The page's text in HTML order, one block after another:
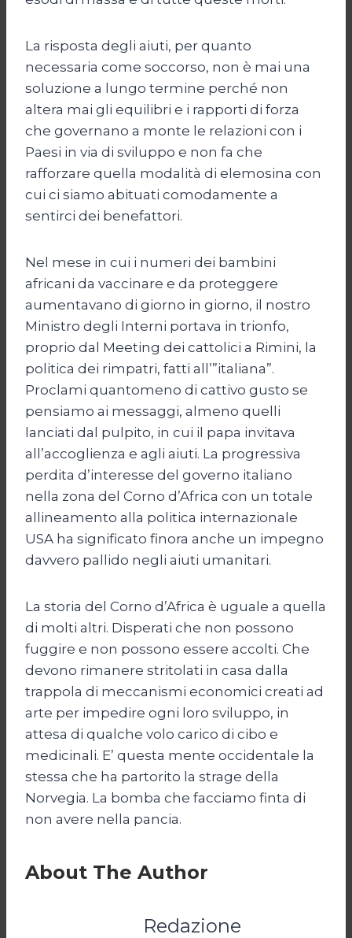
La risposta degli aiuti, per quanto
necessaria come soccorso, non è mai una
soluzione a lungo termine perché non
altera mai gli equilibri e i rapporti di forza
che governano a monte le relazioni con i
Paesi in via di sviluppo e non fa che
rafforzare quella modalità di elemosina con
cui ci siamo abituati comodamente a
sentirci dei benefattori.
Nel mese in cui i numeri dei bambini
africani da vaccinare e da proteggere
aumentavano di giorno in giorno, il nostro
Ministro degli Interni portava in trionfo,
proprio dal Meeting dei cattolici a Rimini, la
politica dei rimpatri, fatti all’”italiana”.
Proclami quantomeno di cattivo gusto se
pensiamo ai messaggi, almeno quelli
lanciati dal pulpito, in cui il papa invitava
all’accoglienza e agli aiuti. La progressiva
perdita d’interesse del governo italiano
nella zona del Corno d’Africa con un totale
allineamento alla politica internazionale
USA ha significato finora anche un impegno
davvero pallido negli aiuti umanitari.
La storia del Corno d’Africa è uguale a quella
di molti altri. Disperati che non possono
fuggire e non possono essere accolti. Che
devono rimanere stritolati in casa dalla
trappola di meccanismi economici creati ad
arte per impedire ogni loro sviluppo, in
attesa di qualche volo carico di cibo e
medicinali. E’ questa mente occidentale la
stessa che ha partorito la strage della
Norvegia. La bomba che facciamo finta di
non avere nella pancia.
About The Author
Redazione